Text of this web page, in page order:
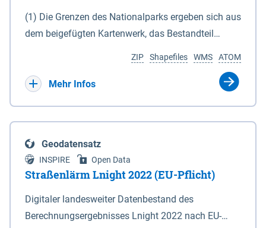
(1) Die Grenzen des Nationalparks ergeben sich aus
dem beigefügten Kartenwerk, das Bestandteil
(DTK) im Maßstab 1 : 100 000 (Anlage 2), 2.
verkleinerte Amtliche Karte 1 : 5 000 (AK5) im
projizierte Koordinaten im Europäischen
Terrestrischen Referenzsystem 1989 (ETRS 89) mit
der Universalen Transversalen Mercator-Abbildung
bezogen auf die Zone 32 N (UTM 32N) dargestellt
(Anlage 4); Gleiches gilt für die geografischen
ATOM
WMS
Shapefiles
ZIP
Mehr Infos
Geodatensatz
INSPIRE Open Data
Straßenlärm Lnight 2022 (EU-Pflicht)
Digitaler landesweiter Datenbestand des
Berechnungsergebnisses Lnight 2022 nach EU-